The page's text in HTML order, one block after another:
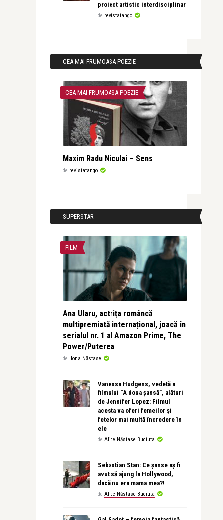
proiect artistic interdisciplinar
de revistatango
CEA MAI FRUMOASA POEZIE
CEA MAI FRUMOASA POEZIE
Maxim Radu Niculai – Sens
de revistatango
SUPERSTAR
FILM
Ana Ularu, actrița româncă
multipremiată internațional, joacă în
serialul nr. 1 al Amazon Prime, The
Power/Puterea
de Ilona Năstase
Vanessa Hudgens, vedetă a
filmului “A doua șansă”, alături
de Jennifer Lopez: Filmul
acesta va oferi femeilor și
fetelor mai multă încredere în
ele
de Alice Năstase Buciuta
Sebastian Stan: Ce șanse aș fi
avut să ajung la Hollywood,
dacă nu era mama mea?!
de Alice Năstase Buciuta